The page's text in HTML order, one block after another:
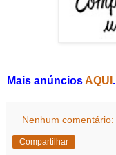
Mais anúnciosAQUI .
Nenhum comentário:
Compartilhar